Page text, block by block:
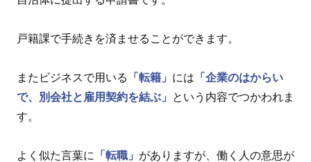
戸籍課で手続きを済ませることができます。
またビジネスで用いる 「転籍」 には 「企業のはからい
で、別会社と雇用契約を結ぶ」
という内容でつかわれま
す。
よく似た言葉に 「転職」 がありますが、働く人の意思が